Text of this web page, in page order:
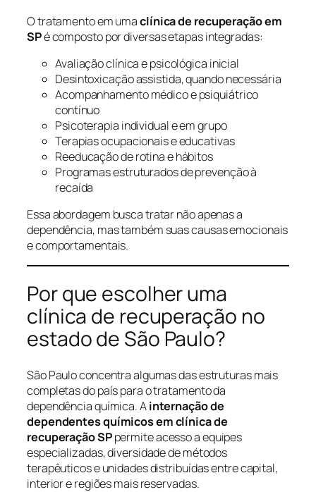
O tratamento em umaclínica de recuperação em
SPé composto por diversas etapas integradas:
Avaliação clínica e psicológica inicial
Desintoxicação assistida, quando necessária
Acompanhamento médico e psiquiátrico
contínuo
Psicoterapia individual e em grupo
Terapias ocupacionais e educativas
Reeducação de rotina e hábitos
Programas estruturados de prevenção à
recaída
Essa abordagem busca tratar não apenas a
dependência, mas também suas causas emocionais
e comportamentais.
Por que escolher uma
clínica de recuperação no
estado de São Paulo?
São Paulo concentra algumas das estruturas mais
completas do país para o tratamento da
dependência química. Ainternação de
dependentes químicos em clínica de
recuperação SPpermite acesso a equipes
especializadas, diversidade de métodos
terapêuticos e unidades distribuídas entre capital,
interior e regiões mais reservadas.